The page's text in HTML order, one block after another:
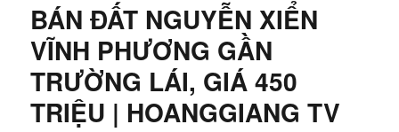
NÔNG
NGHIỆP
có
quan
trọng
phải
BÁN ĐẤT NGUYỄN XIỂN
VĨNH PHƯƠNG GẦN
TRƯỜNG LÁI, GIÁ 450
TRIỆU | HOANGGIANG TV